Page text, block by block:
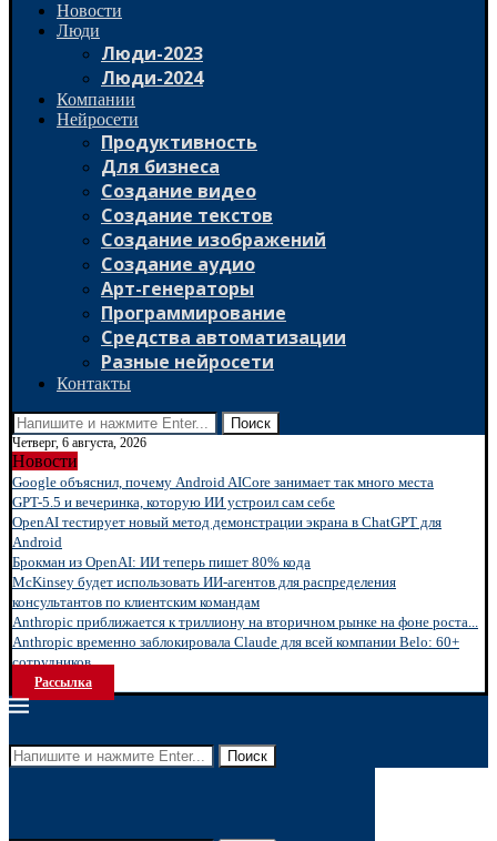
Новости
Люди
Люди-2023
Люди-2024
Компании
Нейросети
Продуктивность
Для бизнеса
Создание видео
Создание текстов
Создание изображений
Создание аудио
Арт-генераторы
Программирование
Средства автоматизации
Разные нейросети
Контакты
Поиск
Четверг, 6 августа, 2026
Новости
Google объяснил, почему Android AICore занимает так много места
GPT-5.5 и вечеринка, которую ИИ устроил сам себе
OpenAI тестирует новый метод демонстрации экрана в ChatGPT для
Android
Брокман из OpenAI: ИИ теперь пишет 80% кода
McKinsey будет использовать ИИ-агентов для распределения
консультантов по клиентским командам
Anthropic приближается к триллиону на вторичном рынке на фоне роста...
Anthropic временно заблокировала Claude для всей компании Belo: 60+
сотрудников...
Рассылка
Поиск